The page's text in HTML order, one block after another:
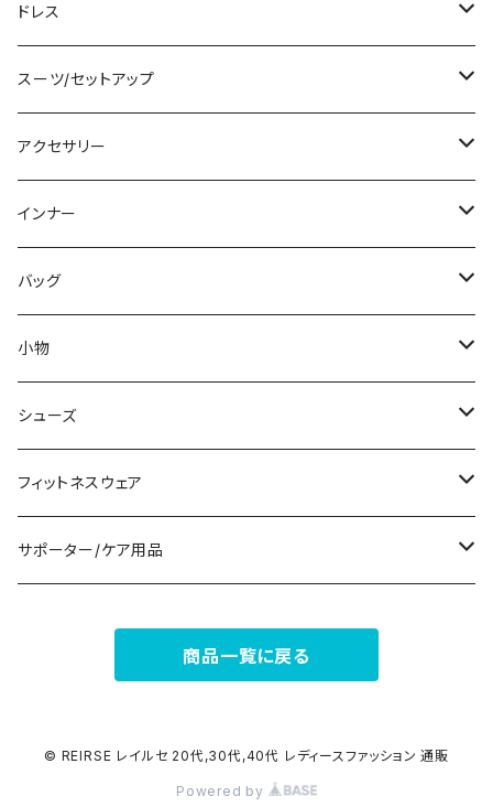
その他
チュニック
カーディガン/ボレロ
ニット/セーター
パーカー
スウェット/トレーナー
その他
デニム
レギンス
その他
オールインワン
ロング
その他
ジャケット
その他
タンキニ
バンドゥビキニ
ワンピース
ラッシュガード
その他
ドレス
ミニ/ショート
ミディアム/ミモレ
ロング/マキシ
袖付き
ノースリーブ
パンツドレス
ナイトドレス
その他
スーツ/セットアップ
パンツスーツ
スカートスーツ
その他
アクセサリー
ネックレス
ブレスレット
ピアス
コサージュ
リング
その他
インナー
ブラ/ブラトップ/ベアトップ
ショーツ
タンクトップ/キャミソール
半袖/5分
7分/長袖
ペチコート/ペチパンツ
その他
バッグ
サブバッグ
クラッチバッグ
トートバッグ
ショルダーバッグ
カジュアルバッグ
バックパック
小物
マフラー/スカーフ/ストール
財布
アクセサリーケース
シューズ
スニーカー
ブーツ
その他
フィットネスウェア
セット販売
タイツ
サポーター/ケア用品
商品一覧に戻る
© REIRSE レイルセ 20代,30代,40代 レディースファッション 通販
Powered by